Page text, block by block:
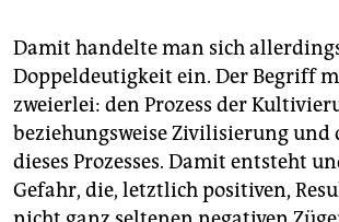
Damit handelte man sich
Doppeldeutigkeit ein. Der Begriff
zweierlei: den Prozess der
beziehungsweise Zivilisierung und
dieses Prozesses. Damit entsteht
Gefahr, die, letztlich positiven,